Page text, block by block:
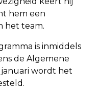
hem een
het team.
is inmiddels
de Algemene
wordt het